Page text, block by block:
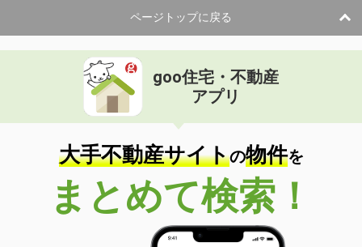
ページトップに戻る
goo住宅・不動産
アプリ
大手不動産サイトの物件を
まとめて検索！